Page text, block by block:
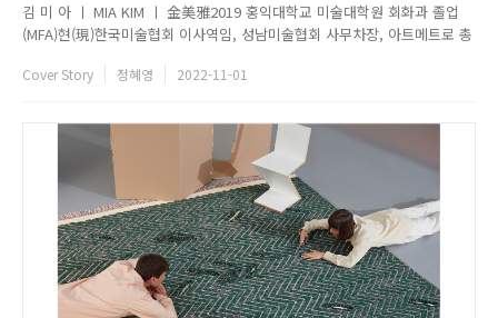
김 미 아 ㅣ MIA KIM ㅣ 金美雅2019 홍익대학교 미술대학원 회화과 졸업
(MFA)현(現)한국미술협회 이사역임, 성남미술협회 사무차장, 아트메트로 총
원, 할렐루야교회 미술인선교회 총무 外개인전 28회2022 「분당대공원
Cover Story 정혜영 2022-11-01